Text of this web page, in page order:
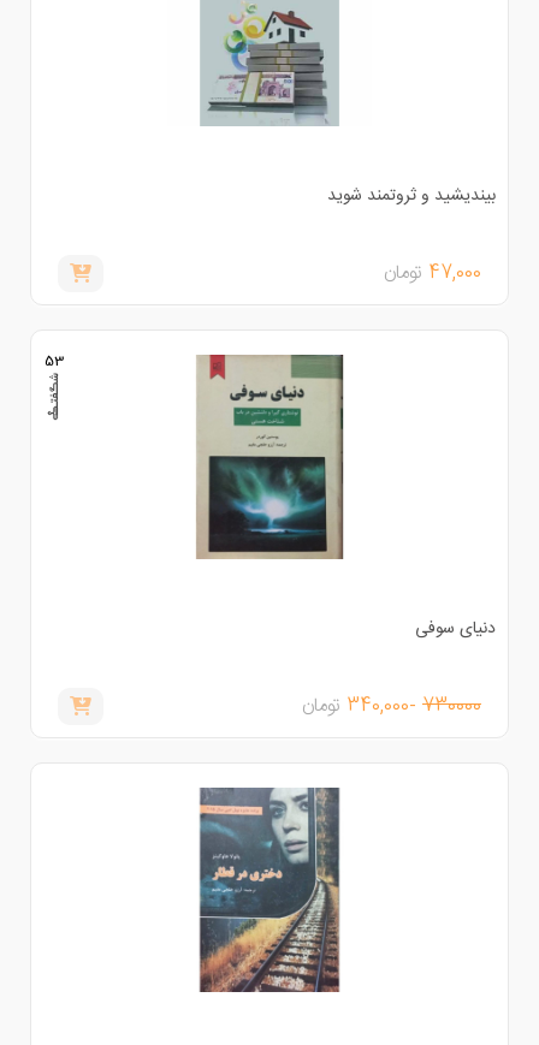
و ثروتمند شوید
47,000تومان
سوفی
730000
-340,000 تومان